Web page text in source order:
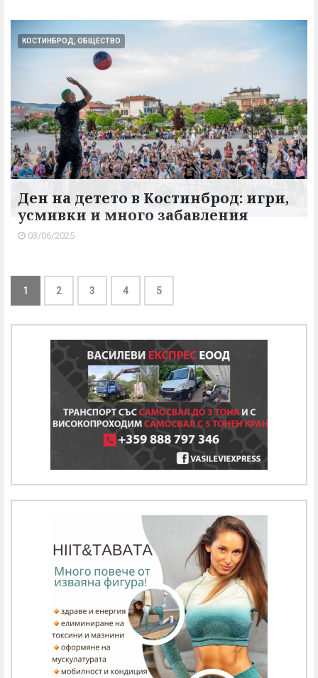
КОСТИНБРОД, ОБЩЕСТВО
Ден на детето в Костинброд: игри,
усмивки и много забавлeния
03/06/2025
1 2 3 4 5